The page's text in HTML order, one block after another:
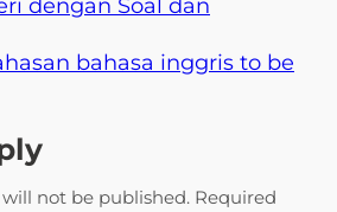
dengan Soal dan
bahasa inggris to be
not be published. Required